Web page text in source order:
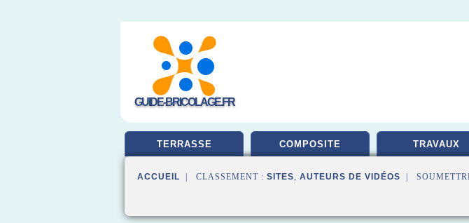
GUIDE-BRICOLAGE.FR
TERRASSE COMPOSITE TRAVAUX
ACCUEIL | CLASSEMENT : SITES, AUTEURS DE VIDÉOS |